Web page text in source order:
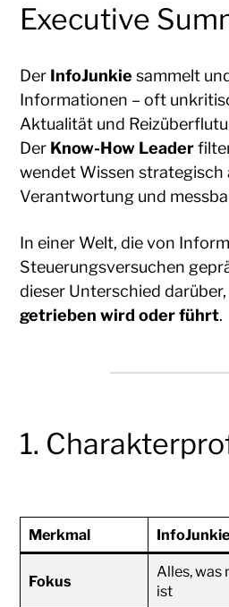
Executive
Der InfoJunkie sammelt
Informationen – oft
Aktualität und
Der Know-How Leader
wendet Wissen strategisch
Verantwortung und
In einer Welt, die von
Steuerungsversuchen
dieser Unterschied
getrieben wird oder führt.
1.
Merkmal InfoJunkie
Fokus
Alles, was
ist